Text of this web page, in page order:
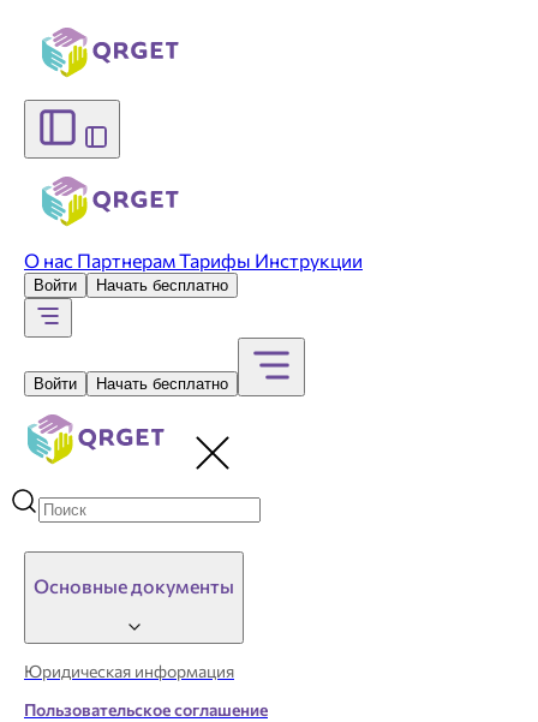
О нас ПартнерамТарифы Инструкции
Войти Начать бесплатно
Войти Начать бесплатно
Основные документы
Юридическая информация
Пользовательское соглашение